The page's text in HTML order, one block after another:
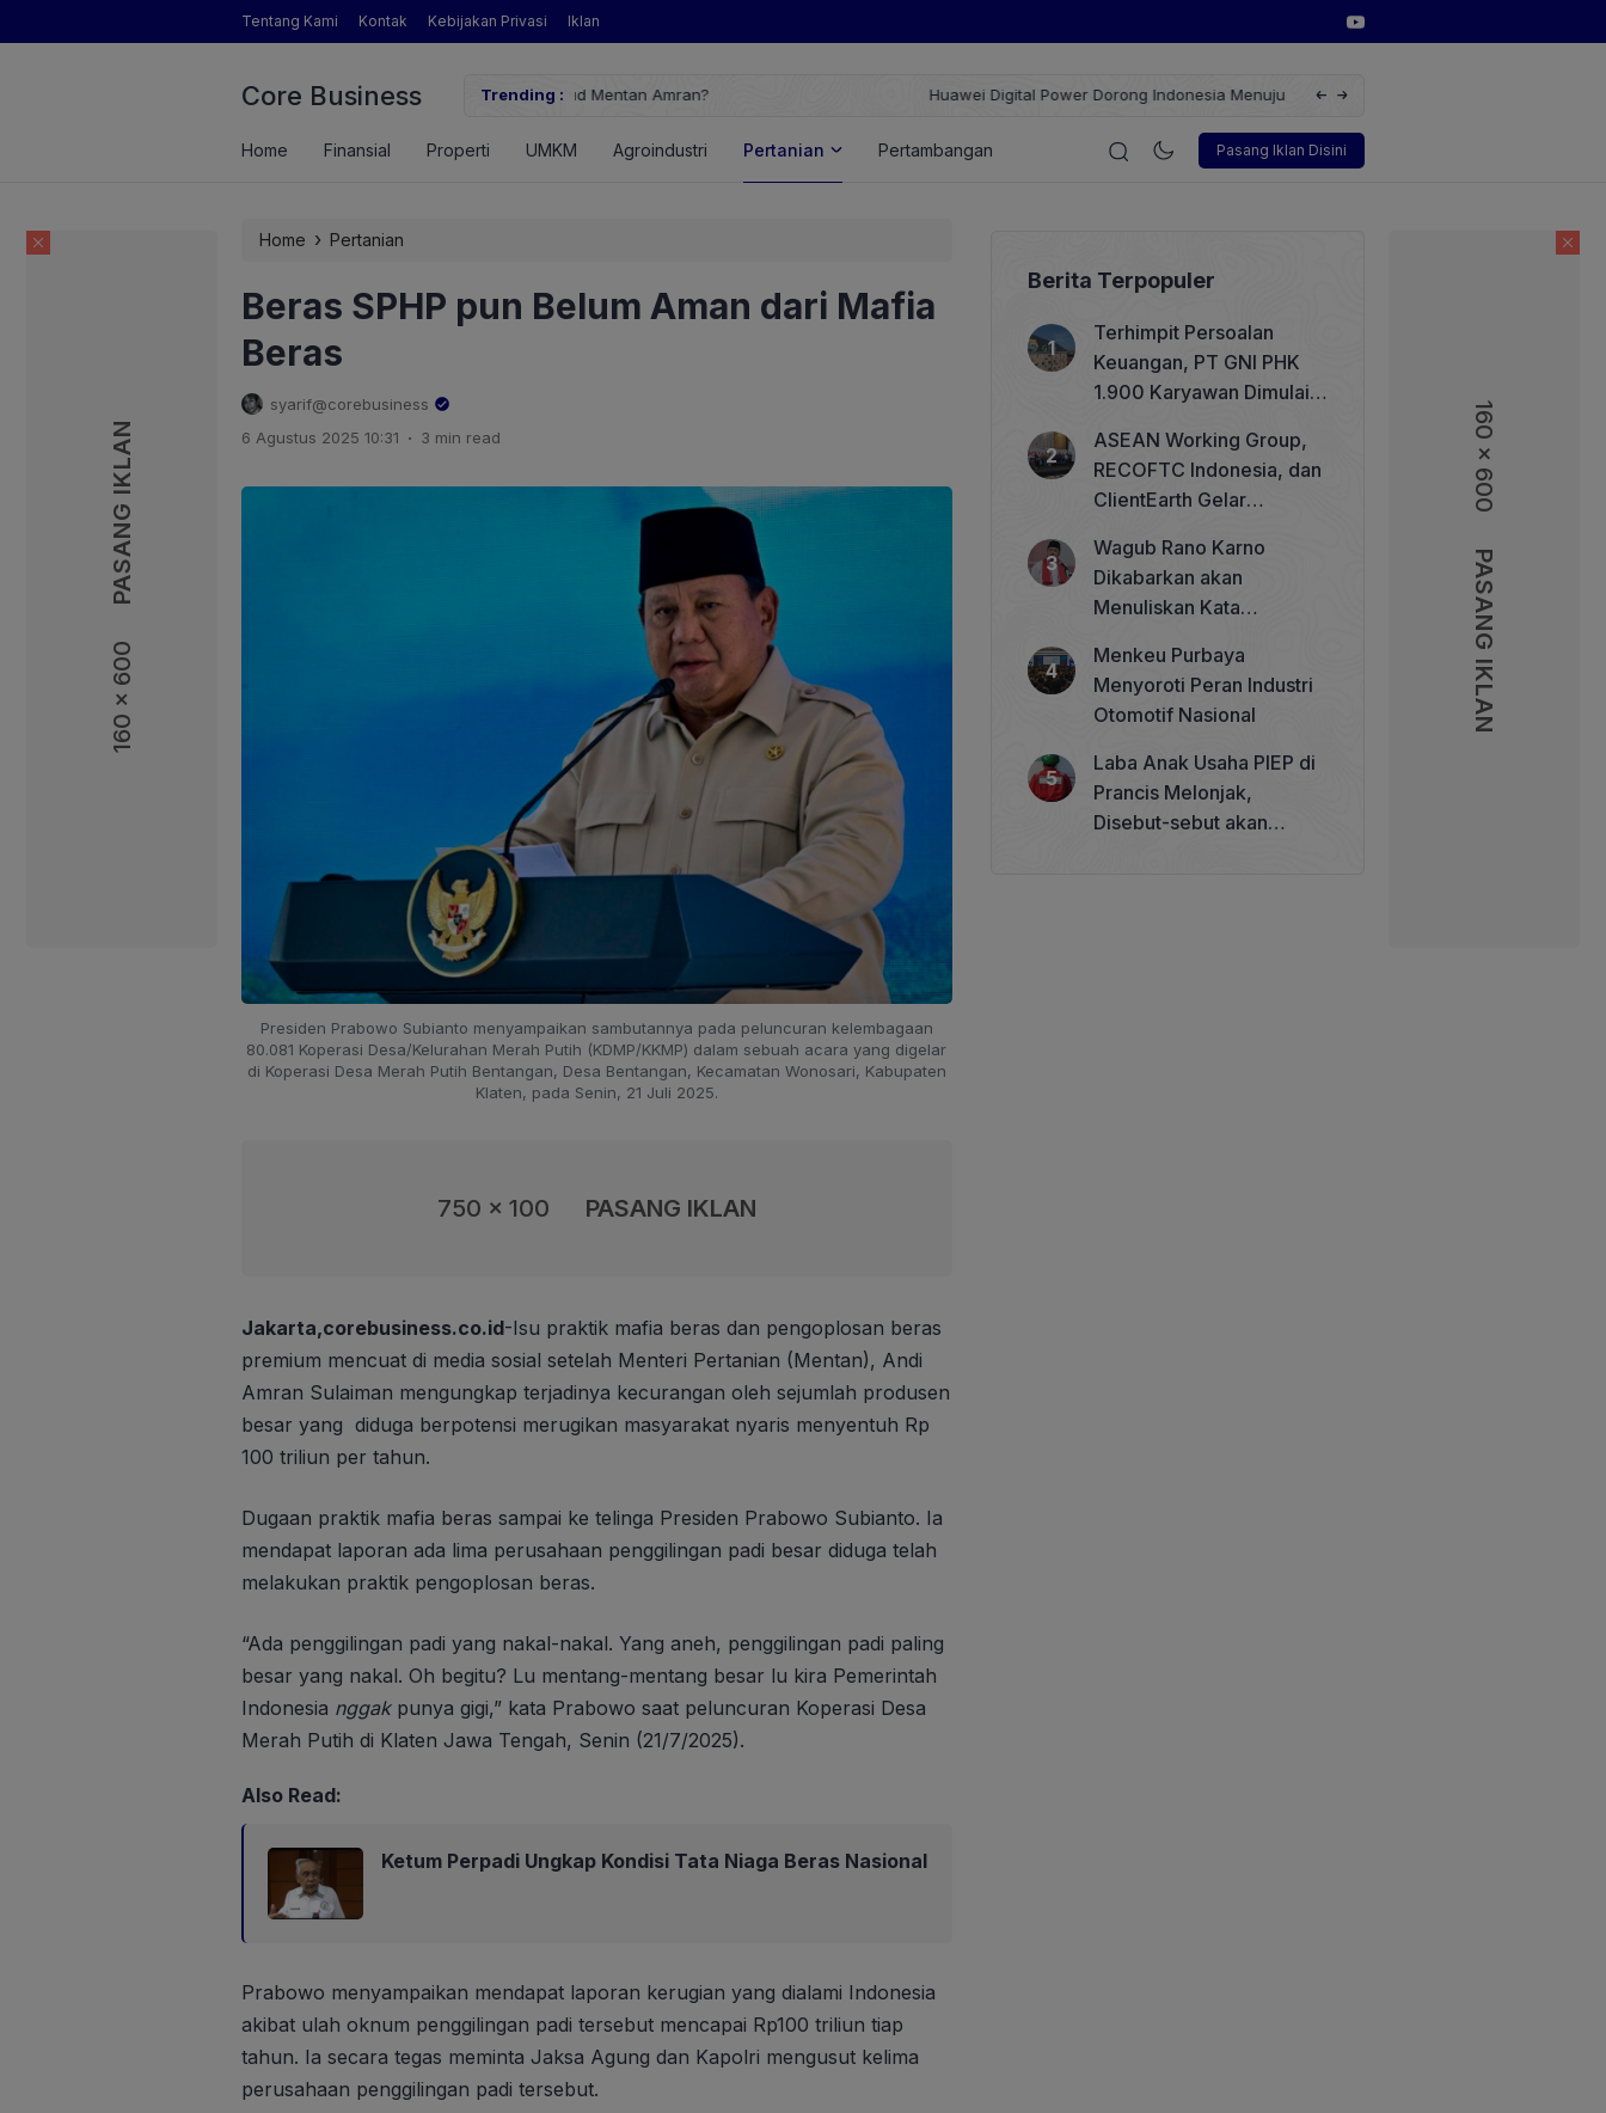
160 x 600
PASANG IKLAN 160 x 600
PASANG IKLAN
Tentang Kami Kontak Kebijakan Privasi Iklan
Core Business Trending :
Pertanian yang Dimaksud Mentan Amran?
Huawei Digital Power Dorong Indonesia Menuju Revolusi Energi Terbarukan dengan Solusi
Wakil Direktur Utama PT Pelindo,
Pasang Iklan Disini
Home Finansial Properti UMKM Agroindustri Pertanian Pertambangan Korporasi Teknologi Otomotif
160 x 600
PASANG IKLAN
Home › Pertanian
Beras SPHP pun Belum Aman dari Mafia
Beras
syarif@corebusiness
6 Agustus 2025 10:31 . 3 min read
Presiden Prabowo Subianto menyampaikan sambutannya pada peluncuran kelembagaan
80.081 Koperasi Desa/Kelurahan Merah Putih (KDMP/KKMP) dalam sebuah acara yang digelar
di Koperasi Desa Merah Putih Bentangan, Desa Bentangan, Kecamatan Wonosari, Kabupaten
Klaten, pada Senin, 21 Juli 2025.
750 x 100 PASANG IKLAN
Jakarta,corebusiness.co.id-Isu praktik mafia beras dan pengoplosan beras
premium mencuat di media sosial setelah Menteri Pertanian (Mentan), Andi
Amran Sulaiman mengungkap terjadinya kecurangan oleh sejumlah produsen
besar yang diduga berpotensi merugikan masyarakat nyaris menyentuh Rp
100 triliun per tahun.
Dugaan praktik mafia beras sampai ke telinga Presiden Prabowo Subianto. Ia
mendapat laporan ada lima perusahaan penggilingan padi besar diduga telah
melakukan praktik pengoplosan beras.
“Ada penggilingan padi yang nakal-nakal. Yang aneh, penggilingan padi paling
besar yang nakal. Oh begitu? Lu mentang-mentang besar lu kira Pemerintah
Indonesia nggakpunya gigi,” kata Prabowo saat peluncuran Koperasi Desa
Merah Putih di Klaten Jawa Tengah, Senin (21/7/2025).
Also Read:
Ketum Perpadi Ungkap Kondisi Tata Niaga Beras Nasional
Prabowo menyampaikan mendapat laporan kerugian yang dialami Indonesia
akibat ulah oknum penggilingan padi tersebut mencapai Rp100 triliun tiap
tahun. Ia secara tegas meminta Jaksa Agung dan Kapolri mengusut kelima
perusahaan penggilingan padi tersebut.
Berita Terpopuler
Terhimpit Persoalan
Keuangan, PT GNI PHK
1.900 Karyawan Dimulai 5
ASEAN Working Group,
RECOFTC Indonesia, dan
ClientEarth Gelar
Memperkuat Tata Kelola
Perhutanan Sosial
Wagub Rano Karno
Dikabarkan akan
Menuliskan Kata
Betawi 100 Tahun
Menkeu Purbaya
Menyoroti Peran Industri
Otomotif Nasional
Laba Anak Usaha PIEP di
Prancis Melonjak,
Disebut-sebut akan